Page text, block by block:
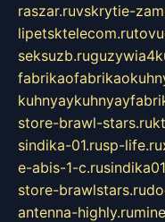
raszar.ruvskrytie-
lipetsktelecom.ru
seksuzb.ru
store-brawl-stars.ru
sindika-01.rusp-life.ru
e-abis-1-c.ru
store-brawlstars.ru
antenna-highly.ru